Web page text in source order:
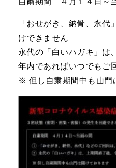
「おせがき、納骨、永代
けできません
永代の「白いハガキ」は
年内であればいつでもご
※ 但し自粛期間中も山門